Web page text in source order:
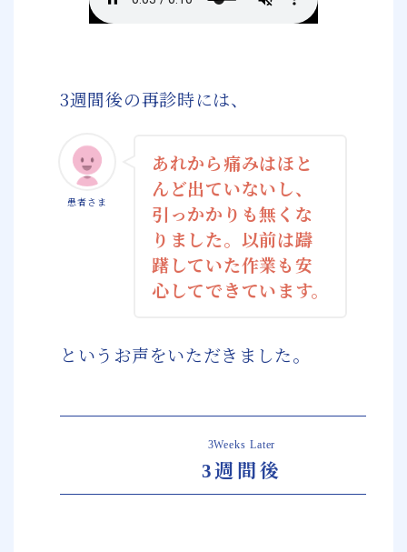
3週間後の再診時には、
患者さま
あれから痛みはほと
んど出ていないし、
引っかかりも無くな
りました。以前は躊
躇していた作業も安
心してできています。
というお声をいただきました。
3Weeks Later
3週間後